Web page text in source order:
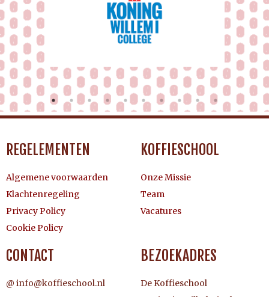
REGELEMENTEN
Algemene voorwaarden
Klachtenregeling
Privacy Policy
Cookie Policy
KOFFIESCHOOL
Onze Missie
Team
Vacatures
CONTACT
@ info@koffieschool.nl
BEZOEKADRES
De Koffieschool